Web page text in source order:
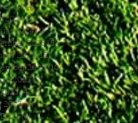
2024 (4)4 Beiträge
2024 (4)4 Beiträge
2024 (1)1 Beitrag
2023 (8)8 Beiträge
2023 (12)12 Beiträge
2023 (10)10 Beiträge
2023 (7)7 Beiträge
(4)4 Beiträge
2023 (6)6 Beiträge
(6)6 Beiträge